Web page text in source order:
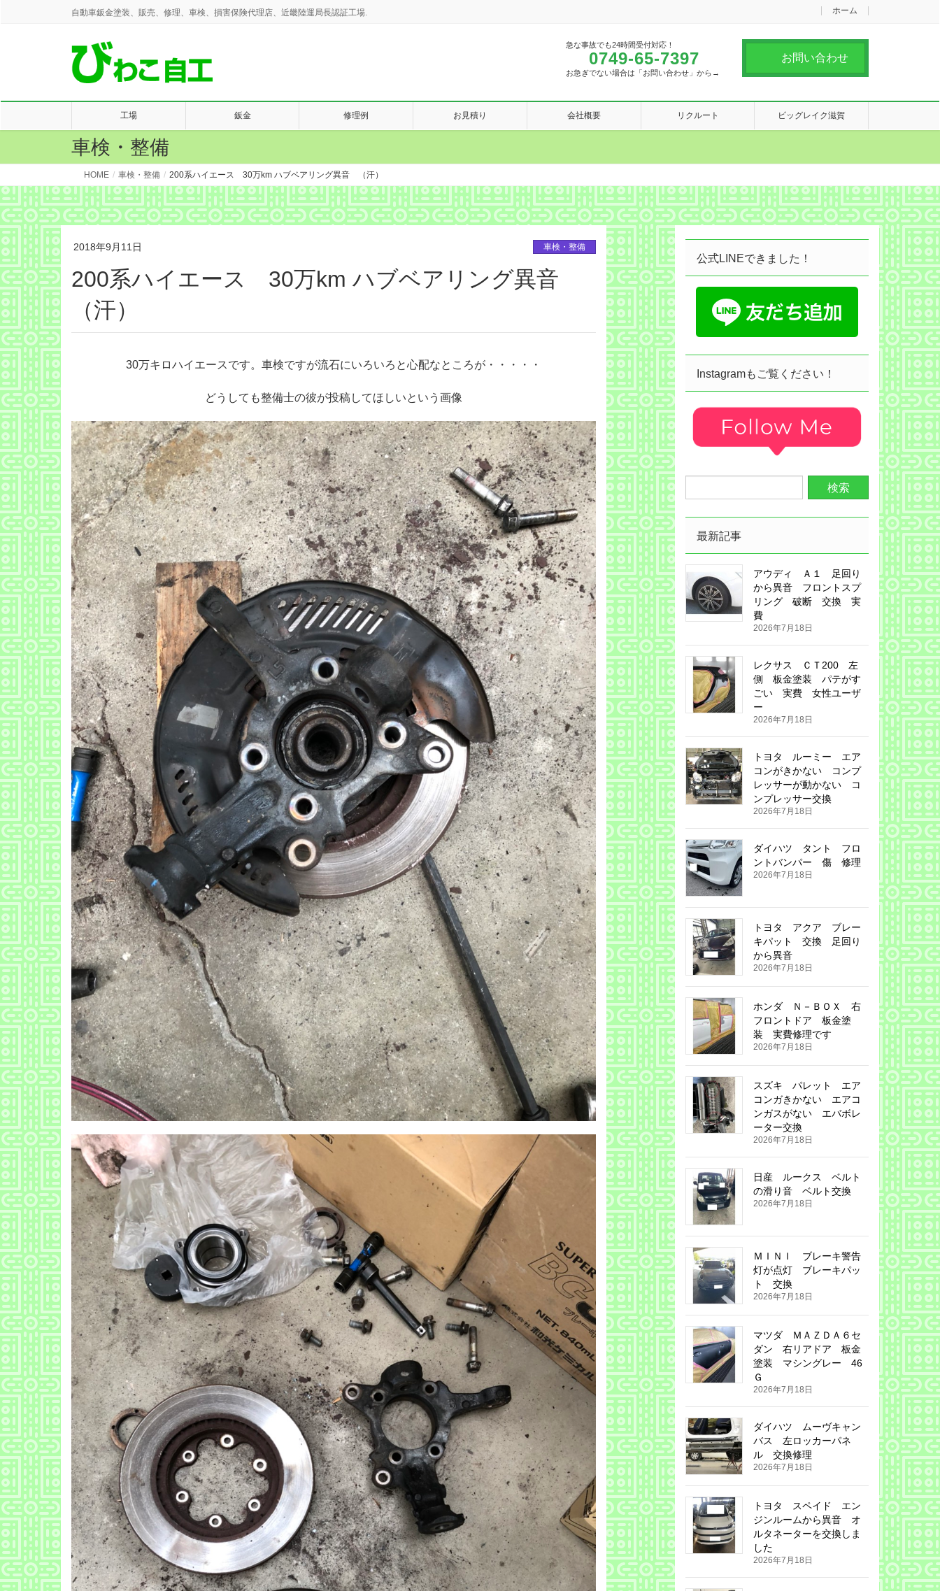
自動車鈑金塗装、販売、修理、車検、損害保険代理店、近畿陸運局長認証工場. ホーム
急な事故でも24時間受付対応！
0749-65-7397
お急ぎでない場合は「お問い合わせ」から→
お問い合わせ
工場 鈑金 修理例 お見積り 会社概要 リクルート ビッグレイク滋賀
車検・整備
HOME 車検・整備 200系ハイエース 30万km ハブベアリング異音 （汗）
2018年9月11日 車検・整備
200系ハイエース 30万km ハブベアリング異音
（汗）
30万キロハイエースです。車検ですが流石にいろいろと心配なところが・・・・・
どうしても整備士の彼が投稿してほしいという画像
公式LINEできました！
Instagramもご覧ください！
最新記事
アウディ Ａ１ 足回り
から異音 フロントスプ
リング 破断 交換 実
費
2026年7月18日
レクサス ＣＴ200 左
側 板金塗装 パテがす
ごい 実費 女性ユーザ
ー
2026年7月18日
トヨタ ルーミー エア
コンがきかない コンプ
レッサーが動かない コ
ンプレッサー交換
2026年7月18日
ダイハツ タント フロ
ントバンパー 傷 修理
2026年7月18日
トヨタ アクア ブレー
キパット 交換 足回り
から異音
2026年7月18日
ホンダ Ｎ－ＢＯＸ 右
フロントドア 板金塗
装 実費修理です
2026年7月18日
スズキ パレット エア
コンガきかない エアコ
ンガスがない エバボレ
ーター交換
2026年7月18日
日産 ルークス ベルト
の滑り音 ベルト交換
2026年7月18日
ＭＩＮＩ ブレーキ警告
灯が点灯 ブレーキパッ
ト 交換
2026年7月18日
マツダ ＭＡＺＤＡ６セ
ダン 右リアドア 板金
塗装 マシングレー 46
Ｇ
2026年7月18日
ダイハツ ムーヴキャン
バス 左ロッカーパネ
ル 交換修理
2026年7月18日
トヨタ スペイド エン
ジンルームから異音 オ
ルタネーターを交換しま
した
2026年7月18日